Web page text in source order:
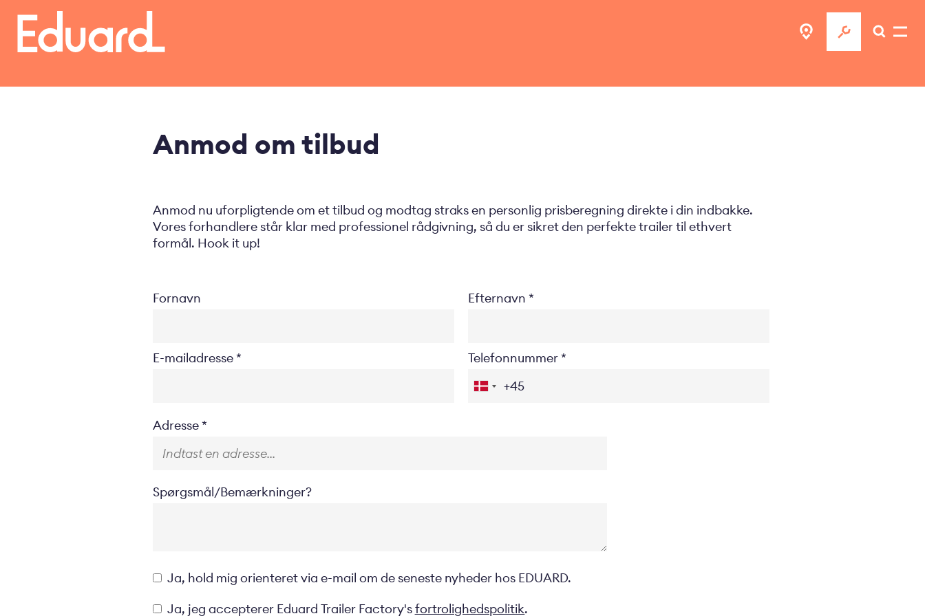
hovedindhold
Anmod om tilbud
Anmod nu uforpligtende om et tilbud og modtag straks en personlig prisberegning direkte i din indbakke.
Vores forhandlere står klar med professionel rådgivning, så du er sikret den perfekte trailer til ethvert
formål. Hook it up!
Fornavn Efternavn
E-mailadresse Telefonnummer
Location
Adresse
Spørgsmål/Bemærkninger?
Opt-
in
Ja, hold mig orienteret via e-mail om de seneste nyheder hos EDUARD.
Privacyverklaring
Ja, jeg accepterer Eduard Trailer Factory'sfortrolighedspolitik.